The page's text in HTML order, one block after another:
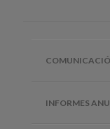
INFORMES